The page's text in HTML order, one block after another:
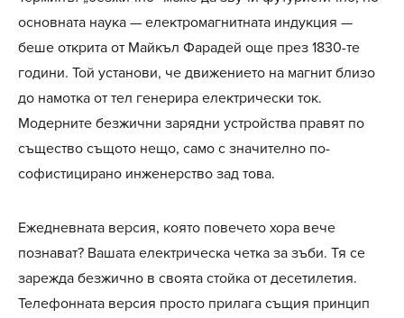
основната наука — електромагнитната индукция —
беше открита от Майкъл Фарадей още през 1830-те
години. Той установи, че движението на магнит близо
до намотка от тел генерира електрически ток.
Модерните безжични зарядни устройства правят по
същество същото нещо, само с значително по-
софистицирано инженерство зад това.
Ежедневната версия, която повечето хора вече
познават? Вашата електрическа четка за зъби. Тя се
зарежда безжично в своята стойка от десетилетия.
Телефонната версия просто прилага същия принцип